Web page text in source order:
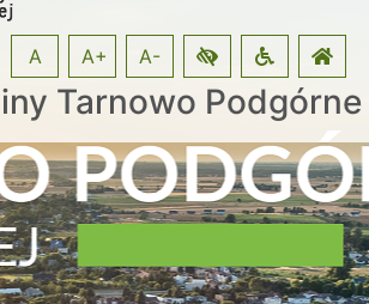
Tarnowo Podgórne
A A+ A-